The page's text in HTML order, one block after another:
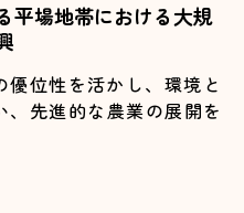
平場地帯における大規
位性を活かし、環境と
先進的な農業の展開を